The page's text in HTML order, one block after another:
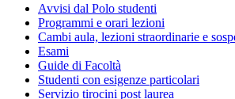
Avvisi dal Polo studenti
Programmi e orari lezioni
Cambi aula, lezioni straordinarie e
Esami
Guide di Facoltà
Studenti con esigenze particolari
Servizio tirocini post laurea